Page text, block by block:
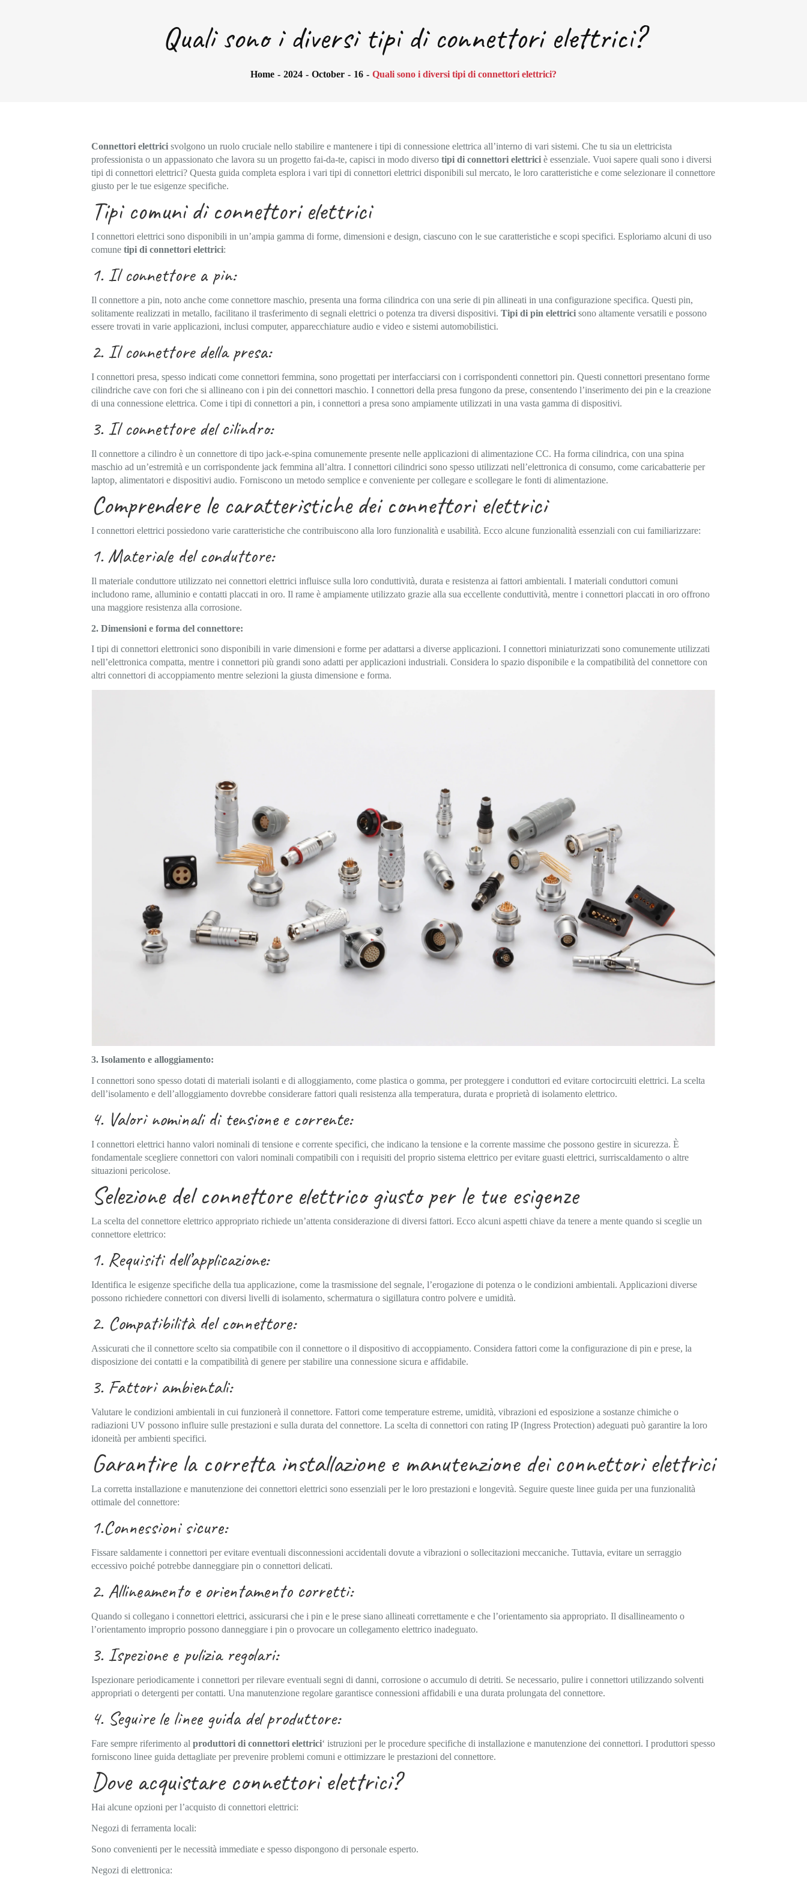
Quali sono i diversi tipi di connettori elettrici?
Home 2024 October 16 Quali sono i diversi tipi di connettori elettrici?
Connettori elettrici svolgono un ruolo cruciale nello stabilire e mantenere i tipi di connessione elettrica all’interno di vari sistemi. Che tu sia un elettricista
professionista o un appassionato che lavora su un progetto fai-da-te, capisci in modo diverso tipi di connettori elettrici è essenziale. Vuoi sapere quali sono i diversi
tipi di connettori elettrici? Questa guida completa esplora i vari tipi di connettori elettrici disponibili sul mercato, le loro caratteristiche e come selezionare il connettore
giusto per le tue esigenze specifiche.
Tipi comuni di connettori elettrici
I connettori elettrici sono disponibili in un’ampia gamma di forme, dimensioni e design, ciascuno con le sue caratteristiche e scopi specifici. Esploriamo alcuni di uso
comune tipi di connettori elettrici:
1. Il connettore a pin:
Il connettore a pin, noto anche come connettore maschio, presenta una forma cilindrica con una serie di pin allineati in una configurazione specifica. Questi pin,
solitamente realizzati in metallo, facilitano il trasferimento di segnali elettrici o potenza tra diversi dispositivi. Tipi di pin elettrici sono altamente versatili e possono
essere trovati in varie applicazioni, inclusi computer, apparecchiature audio e video e sistemi automobilistici.
2. Il connettore della presa:
I connettori presa, spesso indicati come connettori femmina, sono progettati per interfacciarsi con i corrispondenti connettori pin. Questi connettori presentano forme
cilindriche cave con fori che si allineano con i pin dei connettori maschio. I connettori della presa fungono da prese, consentendo l’inserimento dei pin e la creazione
di una connessione elettrica. Come i tipi di connettori a pin, i connettori a presa sono ampiamente utilizzati in una vasta gamma di dispositivi.
3. Il connettore del cilindro:
Il connettore a cilindro è un connettore di tipo jack-e-spina comunemente presente nelle applicazioni di alimentazione CC. Ha forma cilindrica, con una spina
maschio ad un’estremità e un corrispondente jack femmina all’altra. I connettori cilindrici sono spesso utilizzati nell’elettronica di consumo, come caricabatterie per
laptop, alimentatori e dispositivi audio. Forniscono un metodo semplice e conveniente per collegare e scollegare le fonti di alimentazione.
Comprendere le caratteristiche dei connettori elettrici
I connettori elettrici possiedono varie caratteristiche che contribuiscono alla loro funzionalità e usabilità. Ecco alcune funzionalità essenziali con cui familiarizzare:
1. Materiale del conduttore:
Il materiale conduttore utilizzato nei connettori elettrici influisce sulla loro conduttività, durata e resistenza ai fattori ambientali. I materiali conduttori comuni
includono rame, alluminio e contatti placcati in oro. Il rame è ampiamente utilizzato grazie alla sua eccellente conduttività, mentre i connettori placcati in oro offrono
una maggiore resistenza alla corrosione.
2. Dimensioni e forma del connettore:
I tipi di connettori elettronici sono disponibili in varie dimensioni e forme per adattarsi a diverse applicazioni. I connettori miniaturizzati sono comunemente utilizzati
nell’elettronica compatta, mentre i connettori più grandi sono adatti per applicazioni industriali. Considera lo spazio disponibile e la compatibilità del connettore con
altri connettori di accoppiamento mentre selezioni la giusta dimensione e forma.
3. Isolamento e alloggiamento:
I connettori sono spesso dotati di materiali isolanti e di alloggiamento, come plastica o gomma, per proteggere i conduttori ed evitare cortocircuiti elettrici. La scelta
dell’isolamento e dell’alloggiamento dovrebbe considerare fattori quali resistenza alla temperatura, durata e proprietà di isolamento elettrico.
4. Valori nominali di tensione e corrente:
I connettori elettrici hanno valori nominali di tensione e corrente specifici, che indicano la tensione e la corrente massime che possono gestire in sicurezza. È
fondamentale scegliere connettori con valori nominali compatibili con i requisiti del proprio sistema elettrico per evitare guasti elettrici, surriscaldamento o altre
situazioni pericolose.
Selezione del connettore elettrico giusto per le tue esigenze
La scelta del connettore elettrico appropriato richiede un’attenta considerazione di diversi fattori. Ecco alcuni aspetti chiave da tenere a mente quando si sceglie un
connettore elettrico:
1. Requisiti dell’applicazione:
Identifica le esigenze specifiche della tua applicazione, come la trasmissione del segnale, l’erogazione di potenza o le condizioni ambientali. Applicazioni diverse
possono richiedere connettori con diversi livelli di isolamento, schermatura o sigillatura contro polvere e umidità.
2. Compatibilità del connettore:
Assicurati che il connettore scelto sia compatibile con il connettore o il dispositivo di accoppiamento. Considera fattori come la configurazione di pin e prese, la
disposizione dei contatti e la compatibilità di genere per stabilire una connessione sicura e affidabile.
3. Fattori ambientali:
Valutare le condizioni ambientali in cui funzionerà il connettore. Fattori come temperature estreme, umidità, vibrazioni ed esposizione a sostanze chimiche o
radiazioni UV possono influire sulle prestazioni e sulla durata del connettore. La scelta di connettori con rating IP (Ingress Protection) adeguati può garantire la loro
idoneità per ambienti specifici.
Garantire la corretta installazione e manutenzione dei connettori elettrici
La corretta installazione e manutenzione dei connettori elettrici sono essenziali per le loro prestazioni e longevità. Seguire queste linee guida per una funzionalità
ottimale del connettore:
1.Connessioni sicure:
Fissare saldamente i connettori per evitare eventuali disconnessioni accidentali dovute a vibrazioni o sollecitazioni meccaniche. Tuttavia, evitare un serraggio
eccessivo poiché potrebbe danneggiare pin o connettori delicati.
2. Allineamento e orientamento corretti:
Quando si collegano i connettori elettrici, assicurarsi che i pin e le prese siano allineati correttamente e che l’orientamento sia appropriato. Il disallineamento o
l’orientamento improprio possono danneggiare i pin o provocare un collegamento elettrico inadeguato.
3. Ispezione e pulizia regolari:
Ispezionare periodicamente i connettori per rilevare eventuali segni di danni, corrosione o accumulo di detriti. Se necessario, pulire i connettori utilizzando solventi
appropriati o detergenti per contatti. Una manutenzione regolare garantisce connessioni affidabili e una durata prolungata del connettore.
4. Seguire le linee guida del produttore:
Fare sempre riferimento al produttori di connettori elettrici‘ istruzioni per le procedure specifiche di installazione e manutenzione dei connettori. I produttori spesso
forniscono linee guida dettagliate per prevenire problemi comuni e ottimizzare le prestazioni del connettore.
Dove acquistare connettori elettrici?
Hai alcune opzioni per l’acquisto di connettori elettrici:
Negozi di ferramenta locali:
Sono convenienti per le necessità immediate e spesso dispongono di personale esperto.
Negozi di elettronica: